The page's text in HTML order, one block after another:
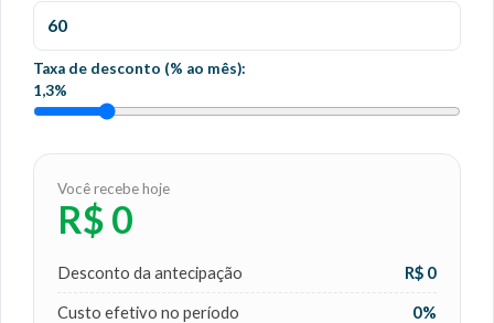
Taxa de desconto (% ao mês):
1,3%
Você recebe hoje
R$ 0
Desconto da antecipação
R$ 0
Custo efetivo no período
0%